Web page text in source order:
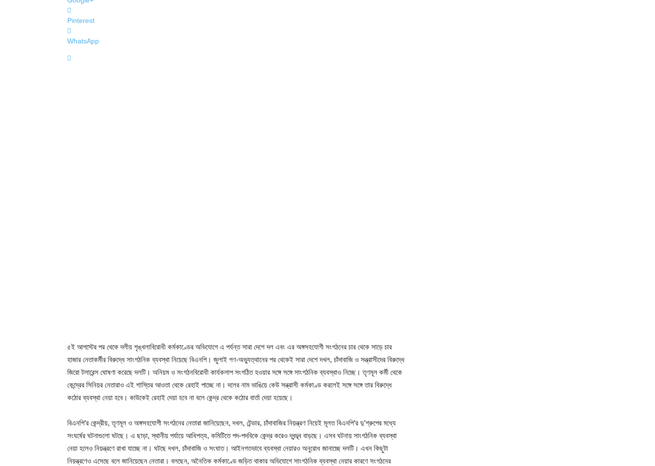
Pinterest
WhatsApp
৫ই আগস্টের পর থেকে দলীয় শৃঙ্খলাবিরোধী কর্মকাণ্ডের অভিযোগে এ পর্যন্ত সারা দেশে দল এবং এর অঙ্গসহযোগী সংগঠনের চার থেকে সাড়ে চার
হাজার নেতাকর্মীর বিরুদ্ধে সাংগঠনিক ব্যবস্থা নিয়েছে বিএনপি। জুলাই গণ-অভ্যুত্থানের পর থেকেই সারা দেশে দখল, চাঁদাবাজি ও সন্ত্রাসীদের বিরুদ্ধে
জিরো টলারেন্স ঘোষণা করেছে দলটি। অনিয়ম ও সংগঠনবিরোধী কার্যকলাপ সংগঠিত হওয়ার সঙ্গে সঙ্গে সাংগঠনিক ব্যবস্থাও নিচ্ছে। তৃণমূল কর্মী থেকে
কেন্দ্রের সিনিয়র নেতারাও এই শাস্তির আওতা থেকে রেহাই পাচ্ছে না। দলের নাম ভাঙিয়ে কেউ সন্ত্রাসী কর্মকাণ্ড করলেই সঙ্গে সঙ্গে তার বিরুদ্ধে
কঠোর ব্যবস্থা নেয়া হবে। কাউকেই রেহাই দেয়া হবে না বলে কেন্দ্র থেকে কঠোর বার্তা দেয়া হয়েছে।
বিএনপি’র কেন্দ্রীয়, তৃণমূল ও অঙ্গসহযোগী সংগঠনের নেতারা জানিয়েছেন, দখল, টেন্ডার, চাঁদাবাজির নিয়ন্ত্রণ নিয়েই মূলত বিএনপি’র দু’গ্রুপের মধ্যে
সংঘর্ষের ঘটনাগুলো ঘটছে। এ ছাড়া, স্থানীয় পর্যায়ে আধিপত্য, কমিটিতে পদ-পদবিকে কেন্দ্র করেও দ্বন্দ্ব্ব বাড়ছে। এসব ঘটনায় সাংগঠনিক ব্যবস্থা
নেয়া হলেও নিয়ন্ত্রণে রাখা যাচ্ছে না। ঘটছে দখল, চাঁদাবাজি ও সংঘাত। আইনগতভাবে ব্যবস্থা নেয়ারও অনুরোধ জানাচ্ছে দলটি। এখন কিছুটা
নিয়ন্ত্রণেও এসেছে বলে জানিয়েছেন নেতারা। বলছেন, অনৈতিক কর্মকাণ্ডে জড়িত থাকার অভিযোগে সাংগঠনিক ব্যবস্থা নেয়ার কারণে সংগঠনের